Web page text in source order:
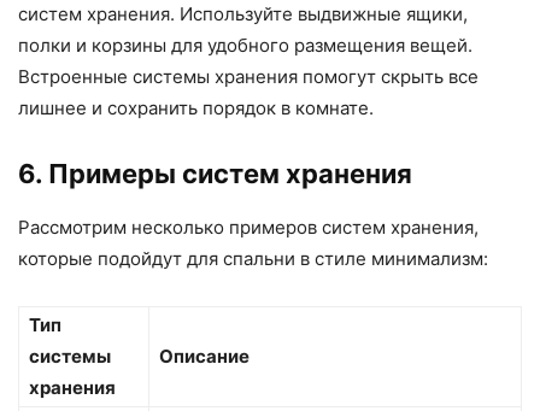
систем хранения. Используйте выдвижные ящики,
полки и корзины для удобного размещения вещей.
Встроенные системы хранения помогут скрыть все
лишнее и сохранить порядок в комнате.
6. Примеры систем хранения
Рассмотрим несколько примеров систем хранения,
которые подойдут для спальни в стиле минимализм:
Тип
системы
хранения
Описание